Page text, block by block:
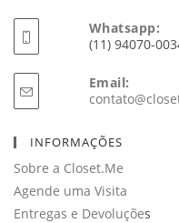
Whatsapp:
(11) 94070-
Email:
INFORMAÇÕES
Sobre a Closet.Me
Agende uma Visita
Entregas e Devoluções